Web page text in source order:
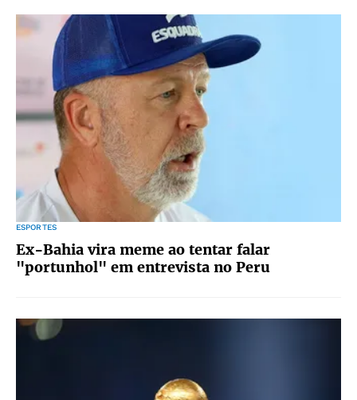
ESPORTES
Ex-Bahia vira meme ao tentar falar
"portunhol" em entrevista no Peru